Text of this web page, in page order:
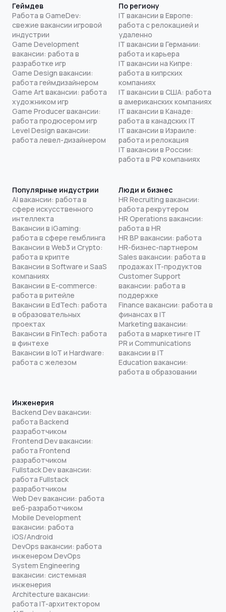
Геймдев
Работа в GameDev:
свежие вакансии игровой
индустрии
Game Development
вакансии: работа в
разработке игр
Game Design вакансии:
работа геймдизайнером
Game Art вакансии: работа
художником игр
Game Producer вакансии:
работа продюсером игр
Level Design вакансии:
работа левел-дизайнером
По региону
IT вакансии в Европе:
работа с релокацией и
удаленно
IT вакансии в Германии:
работа и карьера
IT вакансии на Кипре:
работа в кипрских
компаниях
IT вакансии в США: работа
в американских компаниях
IT вакансии в Канаде:
работа в канадских IT
IT вакансии в Израиле:
работа и релокация
IT вакансии в России:
работа в РФ компаниях
Популярные индустрии
AI вакансии: работа в
сфере искусственного
интеллекта
Вакансии в iGaming:
работа в сфере гемблинга
Вакансии в Web3 и Crypto:
работа в крипте
Вакансии в Software и SaaS
компаниях
Вакансии в E-commerce:
работа в ритейле
Вакансии в EdTech: работа
в образовательных
проектах
Вакансии в FinTech: работа
в финтехе
Вакансии в IoT и Hardware:
работа с железом
Люди и бизнес
HR Recruiting вакансии:
работа рекрутером
HR Operations вакансии:
работа в HR
HR BP вакансии: работа
HR-бизнес-партнером
Sales вакансии: работа в
продажах IT-продуктов
Customer Support
вакансии: работа в
поддержке
Finance вакансии: работа в
финансах в IT
Marketing вакансии:
работа в маркетинге IT
PR и Communications
вакансии в IT
Education вакансии:
работа в образовании
Инженерия
Backend Dev вакансии:
работа Backend
разработчиком
Frontend Dev вакансии:
работа Frontend
разработчиком
Fullstack Dev вакансии:
работа Fullstack
разработчиком
Web Dev вакансии: работа
веб-разработчиком
Mobile Development
вакансии: работа
iOS/Android
DevOps вакансии: работа
инженером DevOps
System Engineering
вакансии: системная
инженерия
Architecture вакансии:
работа IT-архитектором